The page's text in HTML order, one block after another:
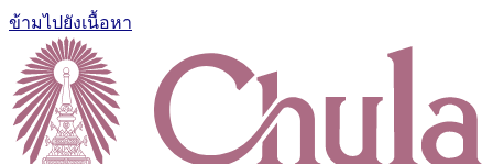
ข้ามไปยังเนื้อหา